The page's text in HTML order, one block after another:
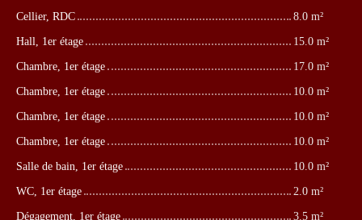
Cellier, RDC
8.0 m²
Hall, 1er étage
15.0 m²
Chambre, 1er étage
17.0 m²
Chambre, 1er étage
10.0 m²
Chambre, 1er étage
10.0 m²
Chambre, 1er étage
10.0 m²
Salle de bain, 1er étage
10.0 m²
WC, 1er étage
2.0 m²
Dégagement, 1er étage
3.5 m²